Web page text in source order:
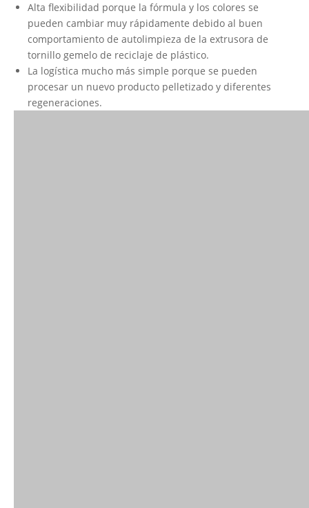
Alta flexibilidad porque la fórmula y los colores se
pueden cambiar muy rápidamente debido al buen
comportamiento de autolimpieza de la extrusora de
tornillo gemelo de reciclaje de plástico.
La logística mucho más simple porque se pueden
procesar un nuevo producto pelletizado y diferentes
regeneraciones.